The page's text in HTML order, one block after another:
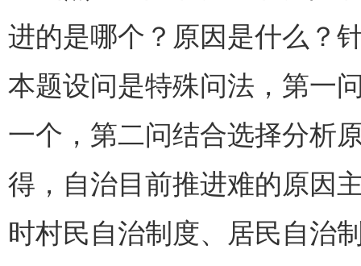
进的是哪个？原因是什么？
本题设问是特殊问法，第一
一个，第二问结合选择分析
得，自治目前推进难的原因
时村民自治制度、居民自治